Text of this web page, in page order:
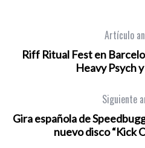
Artículo
Riff Ritual Fest en
Heavy Psych
Siguiente
Gira española de
nuevo disco “Kick